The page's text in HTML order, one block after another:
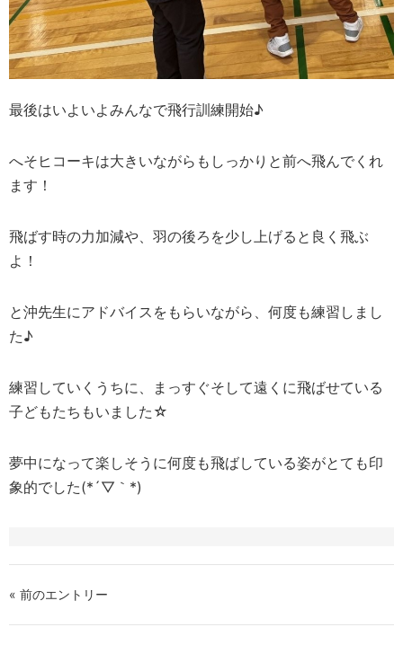
最後はいよいよみんなで飛行訓練開始♪
へそヒコーキは大きいながらもしっかりと前へ飛んでくれ
ます！
飛ばす時の力加減や、羽の後ろを少し上げると良く飛ぶ
よ！
と沖先生にアドバイスをもらいながら、何度も練習しまし
た♪
練習していくうちに、まっすぐそして遠くに飛ばせている
子どもたちもいました☆
夢中になって楽しそうに何度も飛ばしている姿がとても印
象的でした(*´▽｀*)
« 前のエントリー